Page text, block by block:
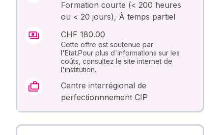
Formation courte (< 200 heures
ou < 20 jours), À temps partiel
CHF 180.00
Cette offre est soutenue par
l'Etat.Pour plus d'informations sur les
coûts, consultez le site internet de
l'institution.
Centre interrégional de
perfectionnnement CIP